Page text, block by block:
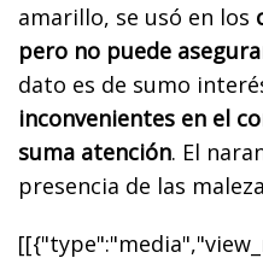
amarillo, se usó en los
pero no puede
dato es de sumo
inconvenientes en el
suma atención. El
presencia de las